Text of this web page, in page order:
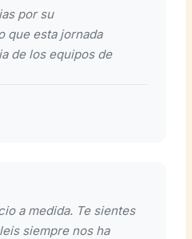
por su
que esta jornada
de los equipos de
a medida. Te sientes
siempre nos ha